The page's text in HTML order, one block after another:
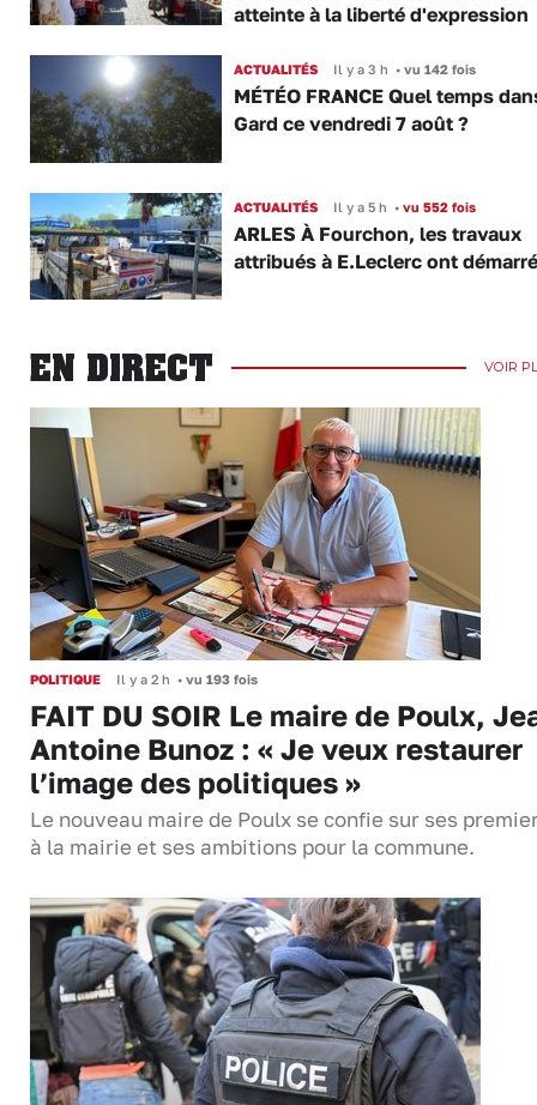
atteinte à la liberté d'expression
ACTUALITÉS Il y a 3 h •vu 142 fois
MÉTÉO FRANCE Quel temps
Gard ce vendredi 7 août ?
ACTUALITÉS Il y a 5 h •vu 552 fois
ARLES À Fourchon, les travaux
attribués à E.Leclerc ont démarré
EN DIRECT VOIR
POLITIQUE Il y a 2 h • vu 193 fois
FAIT DU SOIR Le maire de Poulx,
Antoine Bunoz : « Je veux restaurer
l’image des politiques »
Le nouveau maire de Poulx se confie sur ses
à la mairie et ses ambitions pour la commune.